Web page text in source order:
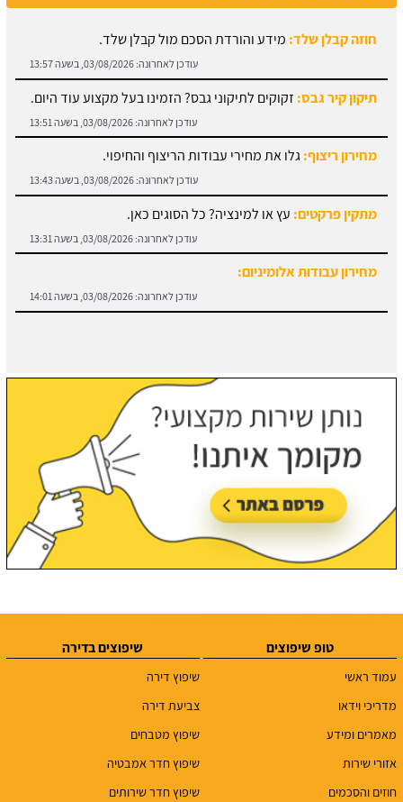
עודכן לאחרונה:03/08/2026, בשעה 13:57
תיקון קיר גבס:זקוקים לתיקוני גבס? הזמינו בעל מקצוע עוד היום.
עודכן לאחרונה:03/08/2026, בשעה 13:51
מחירון ריצוף:גלו את מחירי עבודות הריצוף והחיפוי.
עודכן לאחרונה: 03/08/2026, בשעה 13:43
מתקין פרקטים:עץ או למינציה? כל הסוגים כאן.
עודכן לאחרונה:03/08/2026, בשעה 13:31
מחירון עבודות אלומיניום:
עודכן לאחרונה: 03/08/2026, בשעה 14:01
טופ שיפוצים
עמוד ראשי
מדריכי וידאו
מאמרים ומידע
אזורי שירות
חוזים והסכמים
שיפוצים בדירה
שיפוץ דירה
צביעת דירה
שיפוץ מטבחים
שיפוץ חדר אמבטיה
שיפוץ חדר שירותים